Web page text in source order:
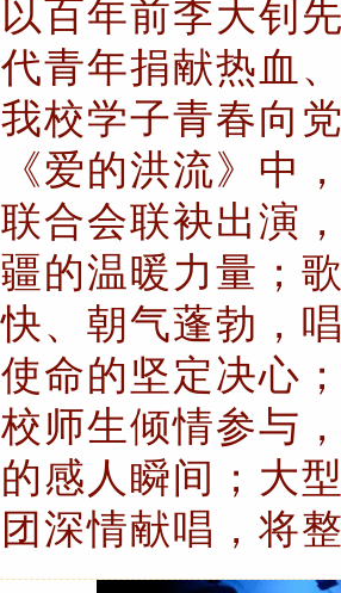
以百年前李大钊
代青年捐献热血
我校学子青春向
《爱的洪流》中
联合会联袂出演
疆的温暖力量；
快、朝气蓬勃，
使命的坚定决心
校师生倾情参与
的感人瞬间；大
团深情献唱，将